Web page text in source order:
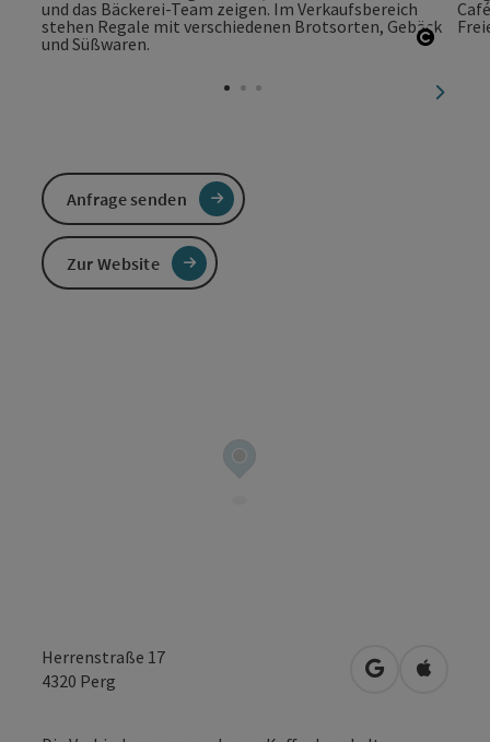
Herrenstraße 17
4320 Perg in Google
in
Anfrage senden
Zur Website